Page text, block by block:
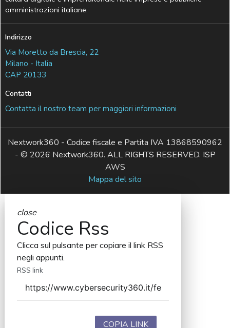
amministrazioni italiane.
Indirizzo
Via Moretto da Brescia, 22
Milano - Italia
CAP 20133
Contatti
Contatta il nostro team per maggiori informazioni
Nextwork360 - Codice fiscale e Partita IVA 13868590962
- © 2026 Nextwork360. ALL RIGHTS RESERVED. ISP
AWS
Mappa del sito
close
Codice Rss
Clicca sul pulsante per copiare il link RSS
negli appunti.
RSS link
COPIA LINK